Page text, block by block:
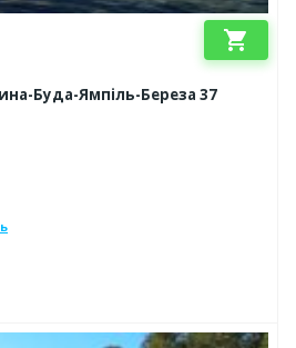
shopping_cart
Буда-Ямпіль-Береза 37